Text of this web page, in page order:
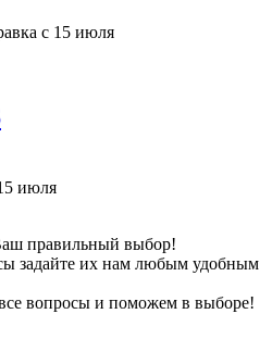
с 15 июля
июля
правильный выбор!
задайте их нам любым удобным
вопросы и поможем в выборе!